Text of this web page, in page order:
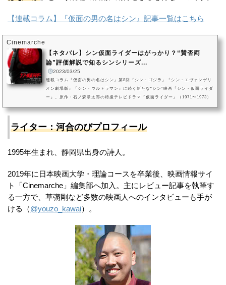
【連載コラム】『仮面の男の名はシン』記事一覧はこちら
Cinemarche
【ネタバレ】シン仮面ライダーはがっかり？“賛否両
論”評価解説で知るシンシリーズ...
2023/03/25
連載コラム『仮面の男の名はシン』第8回『シン・ゴジラ』『シン・エヴァンゲリ
オン劇場版』『シン・ウルトラマン』に続く新たな“シン”映画『シン・仮面ライダ
ー』。原作・石ノ森章太郎の特撮テレビドラマ『仮面ライダー』（1971〜1973）
ローズアップ。アクションシーンの評価から受け取れる“続編”への期待の高まり、
そして「シン・シリーズ史上“最濃”の情報量の映画」という評価が...
ライター：河合のびプロフィール
1995年生まれ、静岡県出身の詩人。
2019年に日本映画大学・理論コースを卒業後、映画情報サイ
ト「Cinemarche」編集部へ加入。主にレビュー記事を執筆す
る一方で、草彅剛など多数の映画人へのインタビューも手が
ける（@youzo_kawai）。